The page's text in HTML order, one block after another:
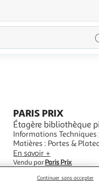
PARIS PRIX
Étagère bibliothèque
Informations Techniques
Matières : Portes & Plateau : Panneaux alvéolaires & Placage Chêne &
Noyer Piètement :
Finitions Haut de
Pfeifer Créateur :
En savoir +
Vendu parParis Prix
Continuer sans accepter